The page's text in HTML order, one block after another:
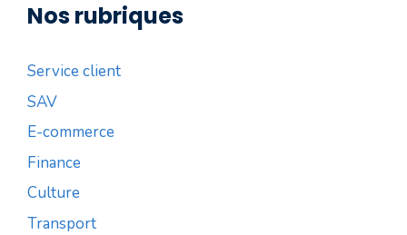
Nos rubriques
Service client
SAV
E-commerce
Finance
Culture
Transport